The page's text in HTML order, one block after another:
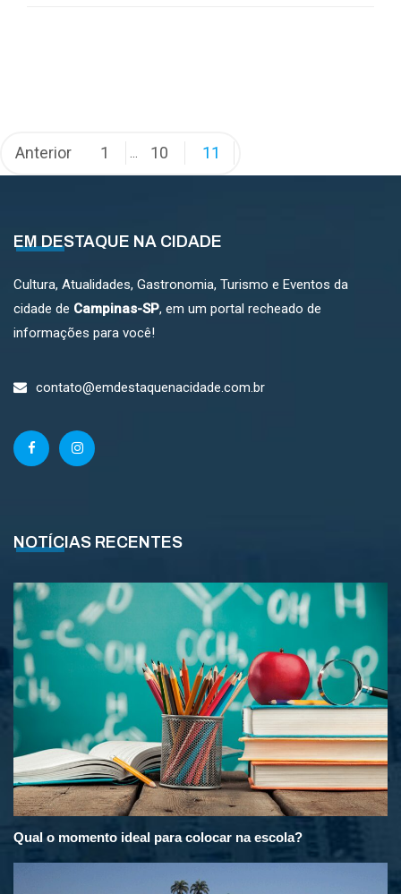
Paginação
de
Anterior 1 … 10 11
EM DESTAQUE NA CIDADE
Cultura, Atualidades, Gastronomia, Turismo e Eventos da
cidade de Campinas-SP, em um portal recheado de
informações para você!
contato@emdestaquenacidade.com.br
NOTÍCIAS RECENTES
Qual o momento ideal para colocar na escola?